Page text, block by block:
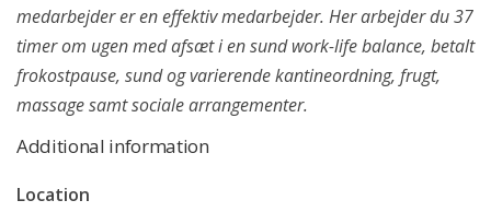
medarbejder er en effektiv medarbejder. Her arbejder du 37
timer om ugen med afsæt i en sund work-life balance, betalt
frokostpause, sund og varierende kantineordning, frugt,
massage samt sociale arrangementer.
Additional information
Location